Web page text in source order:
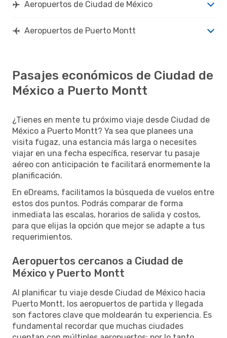
Aeropuertos de Ciudad de México
Aeropuertos de Puerto Montt
Pasajes económicos de Ciudad de
México a Puerto Montt
¿Tienes en mente tu próximo viaje desde Ciudad de
México a Puerto Montt? Ya sea que planees una
visita fugaz, una estancia más larga o necesites
viajar en una fecha específica, reservar tu pasaje
aéreo con anticipación te facilitará enormemente la
planificación.
En eDreams, facilitamos la búsqueda de vuelos entre
estos dos puntos. Podrás comparar de forma
inmediata las escalas, horarios de salida y costos,
para que elijas la opción que mejor se adapte a tus
requerimientos.
Aeropuertos cercanos a Ciudad de
México y Puerto Montt
Al planificar tu viaje desde Ciudad de México hacia
Puerto Montt, los aeropuertos de partida y llegada
son factores clave que moldearán tu experiencia. Es
fundamental recordar que muchas ciudades